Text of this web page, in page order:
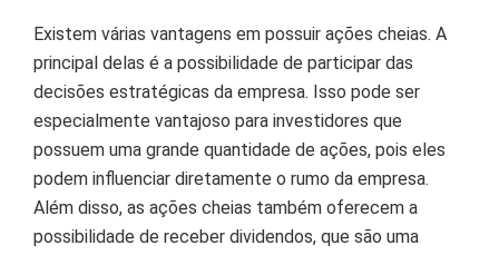
Existem várias vantagens em possuir ações cheias. A
principal delas é a possibilidade de participar das
decisões estratégicas da empresa. Isso pode ser
especialmente vantajoso para investidores que
possuem uma grande quantidade de ações, pois eles
podem influenciar diretamente o rumo da empresa.
Além disso, as ações cheias também oferecem a
possibilidade de receber dividendos, que são uma